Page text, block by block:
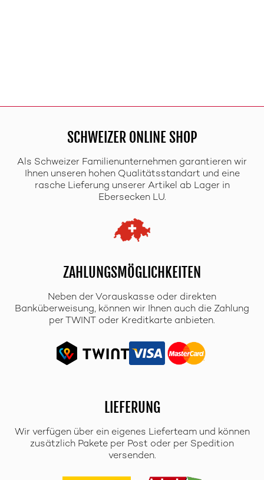
SCHWEIZER ONLINE SHOP
Als Schweizer Familienunternehmen garantieren wir
Ihnen unseren hohen Qualitätsstandart und eine
rasche Lieferung unserer Artikel ab Lager in
Ebersecken LU.
ZAHLUNGSMÖGLICHKEITEN
Neben der Vorauskasse oder direkten
Banküberweisung, können wir Ihnen auch die Zahlung
per TWINT oder Kreditkarte anbieten.
LIEFERUNG
Wir verfügen über ein eigenes Lieferteam und können
zusätzlich Pakete per Post oder per Spedition
versenden.